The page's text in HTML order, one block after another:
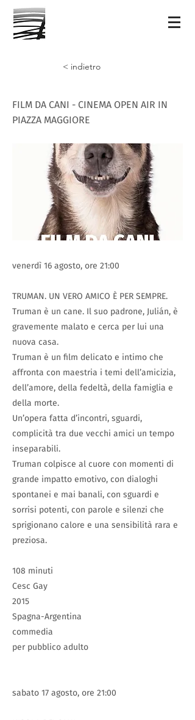
< indietro
FILM DA CANI - CINEMA OPEN AIR IN
PIAZZA MAGGIORE
venerdì 16 agosto, ore 21:00
TRUMAN. UN VERO AMICO È PER SEMPRE.
Truman è un cane. Il suo padrone, Julián, è
gravemente malato e cerca per lui una
nuova casa.
Truman è un film delicato e intimo che
affronta con maestria i temi dell’amicizia,
dell’amore, della fedeltà, della famiglia e
della morte.
Un’opera fatta d’incontri, sguardi,
complicità tra due vecchi amici un tempo
inseparabili.
Truman colpisce al cuore con momenti di
grande impatto emotivo, con dialoghi
spontanei e mai banali, con sguardi e
sorrisi potenti, con parole e silenzi che
sprigionano calore e una sensibilità rara e
preziosa.
108 minuti
Cesc Gay
2015
Spagna-Argentina
commedia
per pubblico adulto
sabato 17 agosto, ore 21:00